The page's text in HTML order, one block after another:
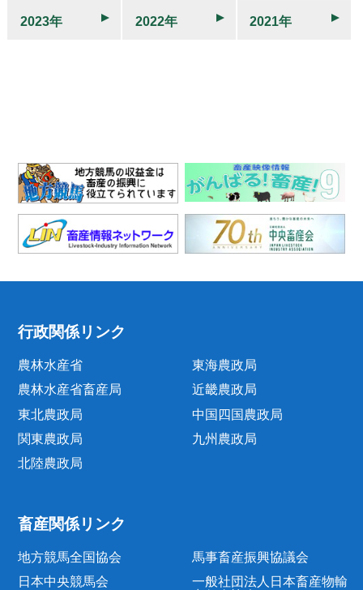
2023年 2022年 2021年
行政関係リンク
農林水産省
農林水産省畜産局
東北農政局
関東農政局
北陸農政局
東海農政局
近畿農政局
中国四国農政局
九州農政局
畜産関係リンク
地方競馬全国協会
日本中央競馬会
馬事畜産振興協議会
一般社団法人日本畜産物輸